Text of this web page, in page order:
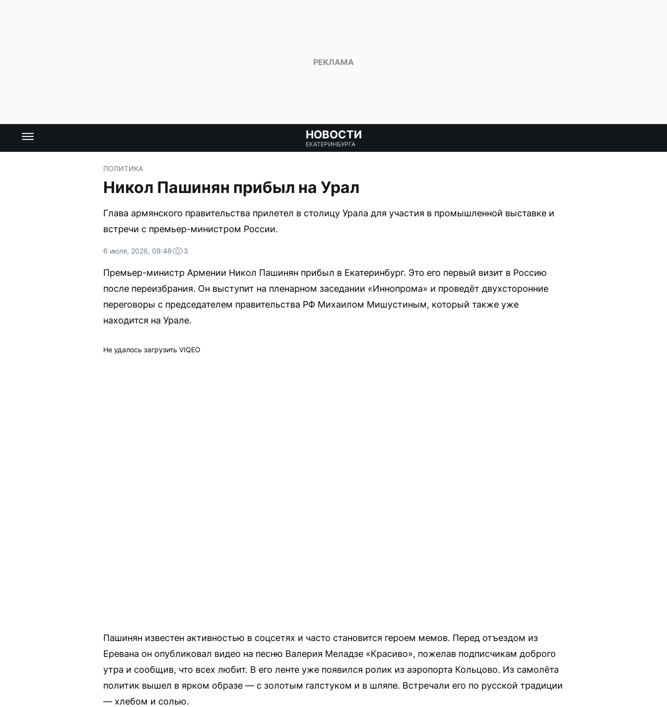
НОВОСТИ
ЕКАТЕРИНБУРГА
ПОЛИТИКА
Никол Пашинян прибыл на Урал
Глава армянского правительства прилетел в столицу Урала для участия в промышленной выставке и
встречи с премьер-министром России.
6 июля, 2026, 09:48 3
Премьер-министр Армении Никол Пашинян прибыл в Екатеринбург. Это его первый визит в Россию
после переизбрания. Он выступит на пленарном заседании «Иннопрома» и проведёт двухсторонние
переговоры с председателем правительства РФ Михаилом Мишустиным, который также уже
находится на Урале.
Не удалось загрузить VIQEO
Пашинян известен активностью в соцсетях и часто становится героем мемов. Перед отъездом из
Еревана он опубликовал видео на песню Валерия Меладзе «Красиво», пожелав подписчикам доброго
утра и сообщив, что всех любит. В его ленте уже появился ролик из аэропорта Кольцово. Из самолёта
политик вышел в ярком образе — с золотым галстуком и в шляпе. Встречали его по русской традиции
— хлебом и солью.